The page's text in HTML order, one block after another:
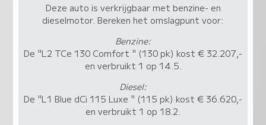
Deze auto is verkrijgbaar met benzine- en
dieselmotor. Bereken het omslagpunt voor:
Benzine:
De "L2 TCe 130 Comfort " (130 pk) kost € 32.207,-
en verbruikt 1 op 14.5.
Diesel:
De "L1 Blue dCi 115 Luxe " (115 pk) kost € 36.620,-
en verbruikt 1 op 18.2.